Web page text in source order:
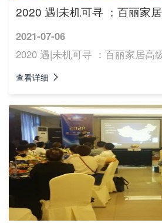
2021-07-06
2020 遇|未机可寻 ：百丽家居高
查看详细